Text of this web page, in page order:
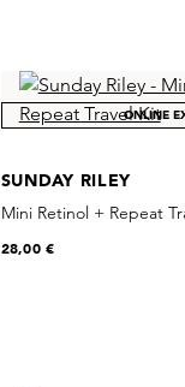
ONLINE
SUNDAY RILEY
Mini Retinol + Repeat
28,00 €